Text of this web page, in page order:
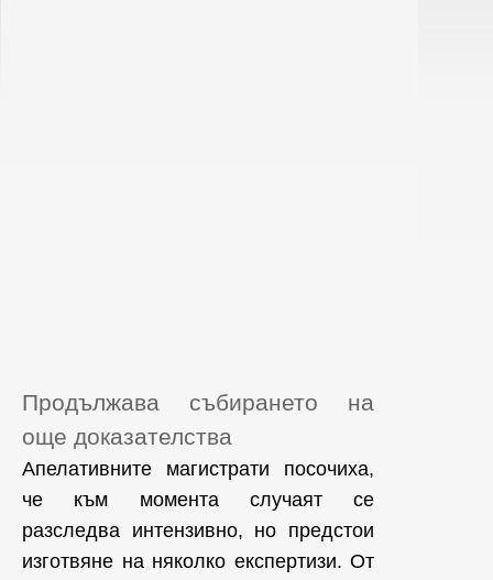
Продължава събирането на
още доказателства
Апелативните магистрати посочиха,
че към момента случаят се
разследва интензивно, но предстои
изготвяне на няколко експертизи. От